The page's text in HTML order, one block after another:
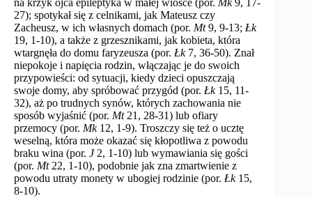
na krzyk ojca epileptyka w małej wiosce (por. Mk9, 17-
27); spotykał się z celnikami, jak Mateusz czy
Zacheusz, w ich własnych domach (por. Mt9, 9-13; Łk
19, 1-10), a także z grzesznikami, jak kobieta, która
wtargnęła do domu faryzeusza (por. Łk 7, 36-50). Znał
niepokoje i napięcia rodzin, włączając je do swoich
przypowieści: od sytuacji, kiedy dzieci opuszczają
swoje domy, aby spróbować przygód (por. Łk15, 11-
32), aż po trudnych synów, których zachowania nie
sposób wyjaśnić (por. Mt21, 28-31) lub ofiary
przemocy (por. Mk12, 1-9). Troszczy się też o ucztę
weselną, która może okazać się kłopotliwa z powodu
braku wina (por. J2, 1-10) lub wymawiania się gości
(por. Mt22, 1-10), podobnie jak zna zmartwienie z
powodu utraty monety w ubogiej rodzinie (por. Łk 15,
8-10).